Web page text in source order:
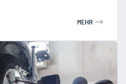
MEHR